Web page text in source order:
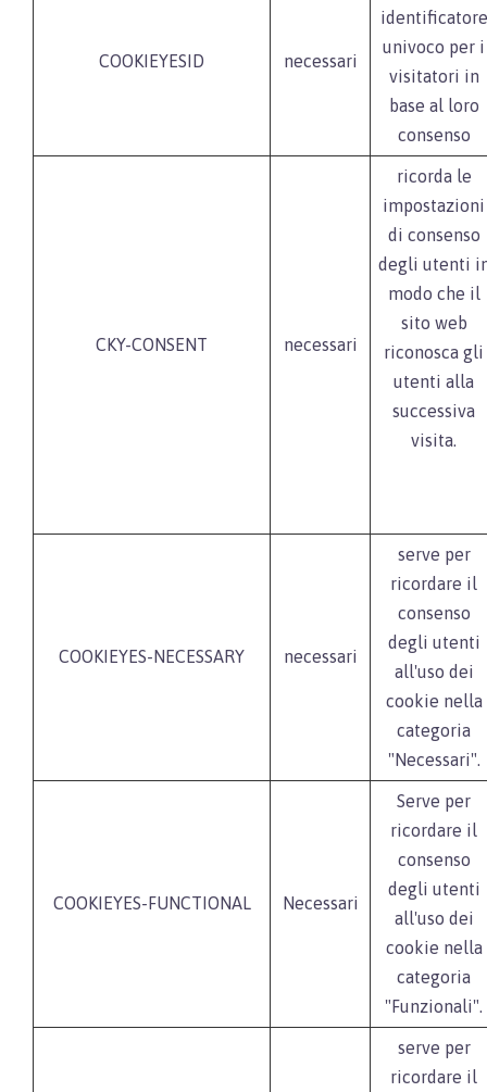
COOKIEYESID necessari
identificatore
univoco per i
visitatori in
base al loro
consenso
CKY-CONSENT necessari
ricorda le
impostazioni
di consenso
degli utenti
modo che il
sito web
riconosca gli
utenti alla
successiva
visita.
COOKIEYES-NECESSARY necessari
serve per
ricordare il
consenso
degli utenti
all'uso dei
cookie nella
categoria
"Necessari".
COOKIEYES-FUNCTIONAL Necessari
Serve per
ricordare il
consenso
degli utenti
all'uso dei
cookie nella
categoria
"Funzionali".
serve per
ricordare il